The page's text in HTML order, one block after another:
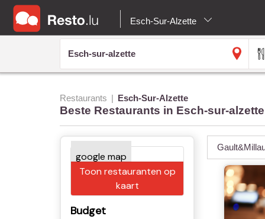
Esch-Sur-Alzette
Restaurants Esch-Sur-Alzette
Beste Restaurants in Esch-sur-alzette
Toon restauranten op
kaart
Budget